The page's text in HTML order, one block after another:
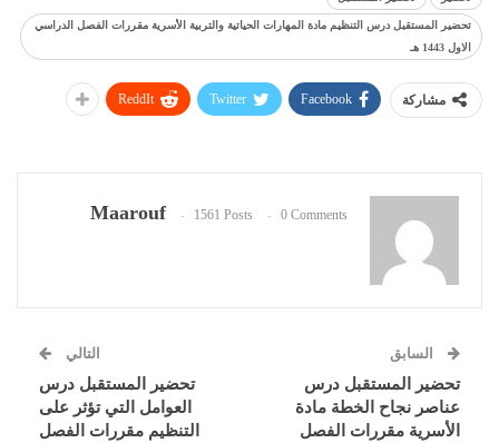
تحضير المستقبل درس التنظيم مادة المهارات الحياتية والتربية الأسرية مقررات الفصل الدراسي
الاول 1443 هـ
مشاركة Facebook
Twitter
ReddIt
Maarouf 1561 Posts 0 Comments
السابق
تحضير المستقبل درس
عناصر نجاح الخطة مادة
الأسرية مقررات الفصل
التالي
تحضير المستقبل درس
العوامل التي تؤثر على
التنظيم مقررات الفصل